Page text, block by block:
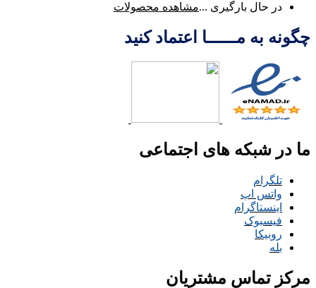
در حال بارگیری ...مشاهده محصولات
چگونه به مــــــا اعتماد کنید
ما در شبکه های اجتماعی
تلگرام
واتس اپ
اینستاگرام
فیسبوک
روبیکا
بله
مرکز تماس مشتریان